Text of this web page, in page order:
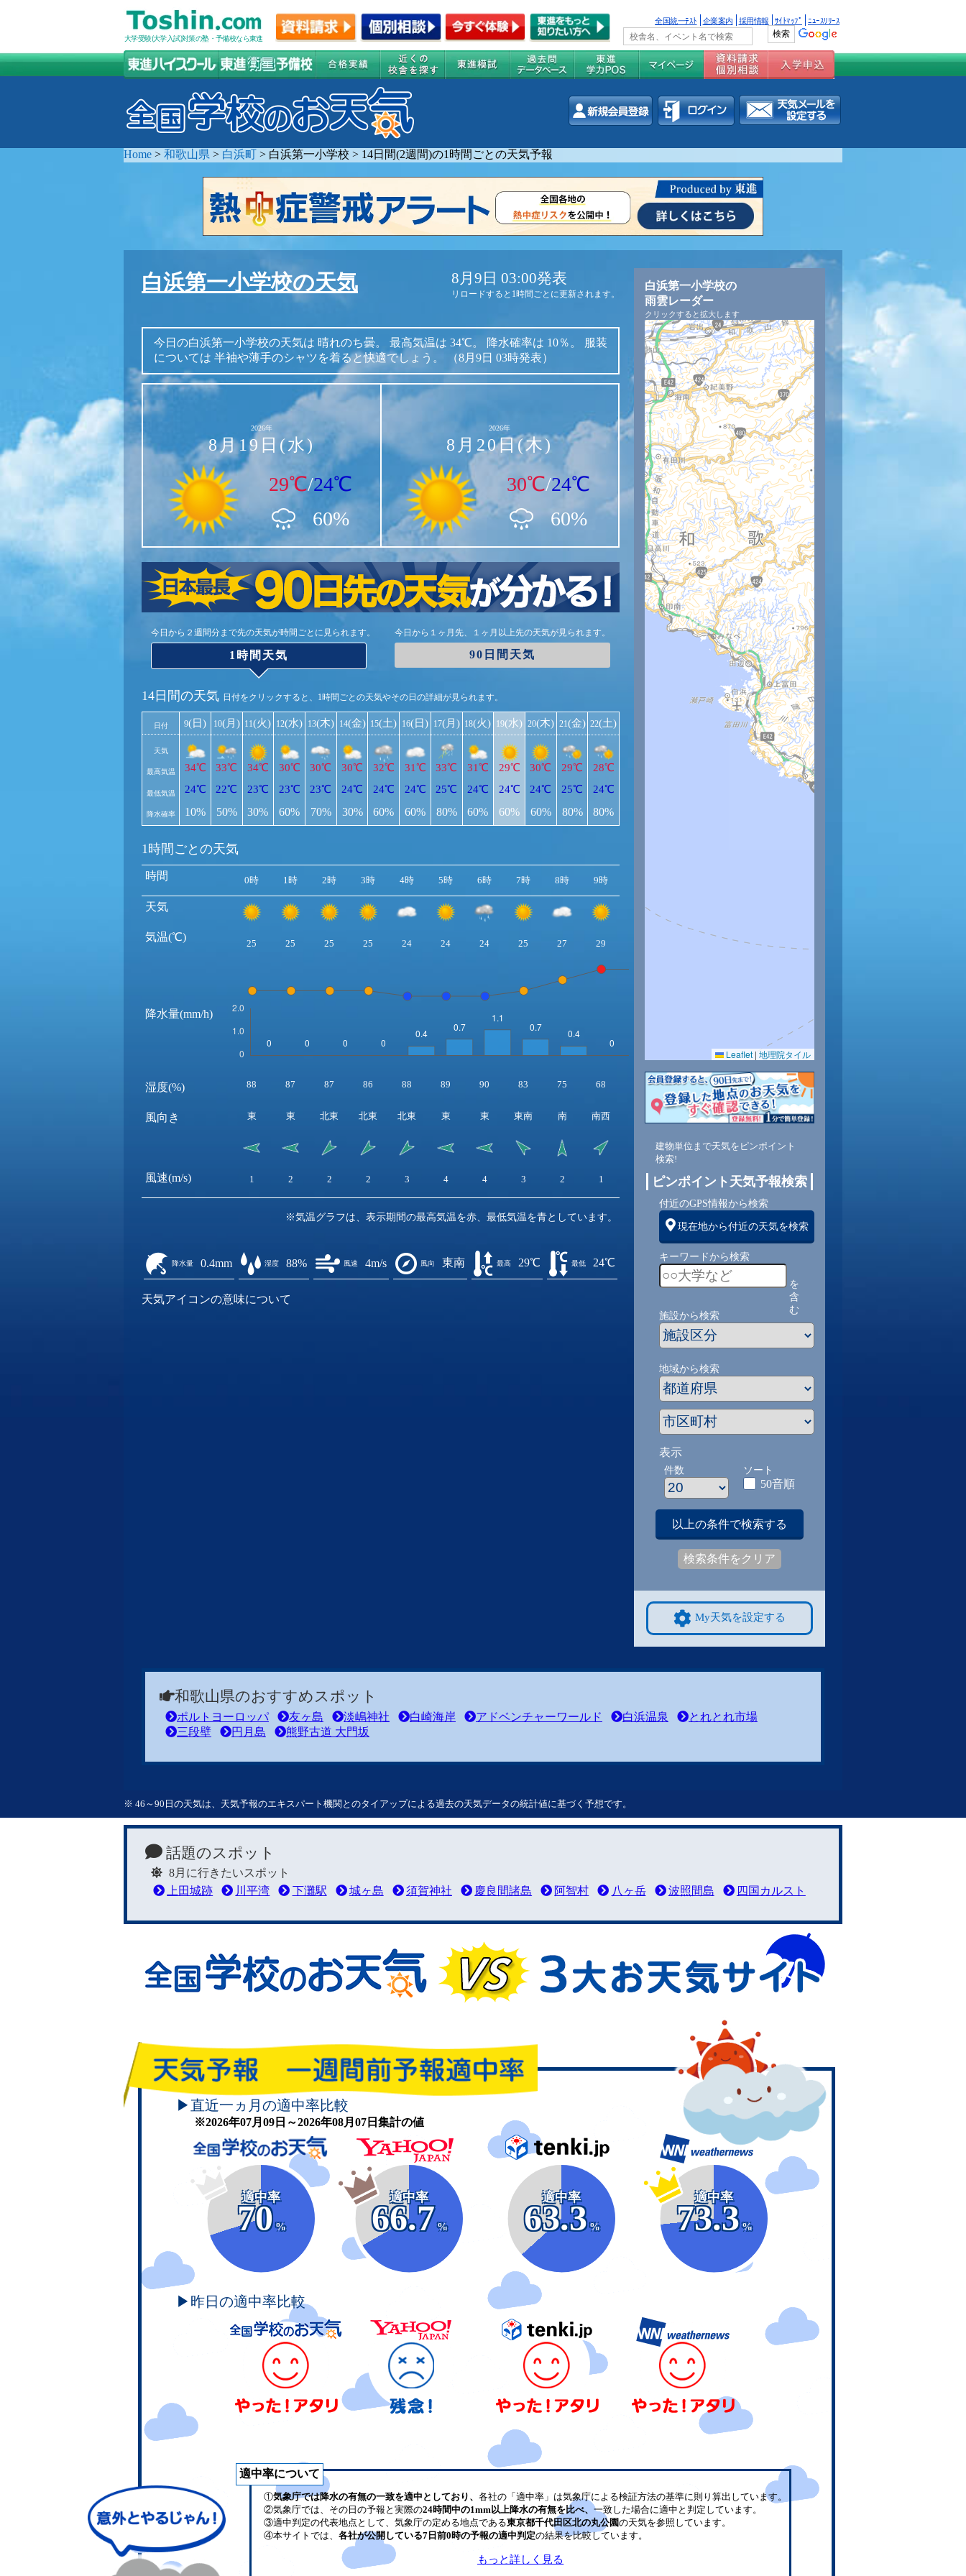
大学受験(大学入試)対策の塾・予備校なら東進
全国統一ﾃｽﾄ 企業案内 採用情報 ｻｲﾄﾏｯﾌﾟ ﾆｭｰｽﾘﾘｰｽ
Home > 和歌山県 > 白浜町 > 白浜第一小学校 > 14日間(2週間)の1時間ごとの天気予報
白浜第一小学校の天気 8月9日 03:00発表
リロードすると1時間ごとに更新されます。
今日の白浜第一小学校の天気は 晴れのち曇。 最高気温は 34℃。 降水確率は 10％。
服装
については 半袖や薄手のシャツを着ると快適でしょう。 （8月9日 03時発表）
2026年
8月19日(水)
29℃/24℃
60%
2026年
8月20日(木)
30℃/24℃
60%
今日から２週間分まで先の天気が時間ごとに見られます。
1時間天気
今日から１ヶ月先、１ヶ月以上先の天気が見られます。
90日間天気
14日間の天気 日付をクリックすると、1時間ごとの天気やその日の詳細が見られます。
日付
天気
最高気温
最低気温
降水確率
9(日)
34℃
24℃
10%
10(月)
33℃
22℃
50%
11(火)
34℃
23℃
30%
12(水)
30℃
23℃
60%
13(木)
30℃
23℃
70%
14(金)
30℃
24℃
30%
15(土)
32℃
24℃
60%
16(日)
31℃
24℃
60%
17(月)
33℃
25℃
80%
18(火)
31℃
24℃
60%
19(水)
29℃
24℃
60%
20(木)
30℃
24℃
60%
21(金)
29℃
25℃
80%
22(土)
28℃
24℃
80%
1時間ごとの天気
時間
天気
気温(℃)
降水量(mm/h)
湿度(%)
風向き
風速(m/s)
0時 1時 2時 3時 4時 5時 6時 7時 8時 9時
25 25 25 25 24 24 24 25 27 29 29
88 87 87 86 88 89 90 83 75 68 68 68 69 69
東 東 北東 北東 北東 東 東 東南 南 南西 南西 南西 南西
1 2 2 2 3 4 4 3 2 1 2 2 2 2
※気温グラフは、表示期間の最高気温を赤、最低気温を青としています。
降水量 0.4mm 湿度 88% 風速 4m/s 風向 東南 最高 29℃ 最低 24℃
天気アイコンの意味について
白浜第一小学校の
雨雲レーダー
クリックすると拡大します
Leaflet | 地理院タイル
建物単位まで天気をピンポイント
検索!
ピンポイント天気予報検索
付近のGPS情報から検索
現在地から付近の天気を検索
キーワードから検索
を
含
む
施設から検索
地域から検索
表示
件数 ソート
50音順
以上の条件で検索する
検索条件をクリア
My天気を設定する
和歌山県のおすすめスポット
ポルトヨーロッパ 友ヶ島 淡嶋神社 白崎海岸 アドベンチャーワールド 白浜温泉
とれとれ市場
三段壁
円月島 熊野古道 大門坂
※ 46～90日の天気は、天気予報のエキスパート機関とのタイアップによる過去の天気データの統計値に基づく予想です。
話題のスポット
8月に行きたいスポット
上田城跡
川平湾 下灘駅 城ヶ島 須賀神社 慶良間諸島 阿智村 八ヶ岳 波照間島 四国カルスト
▶直近一ヵ月の適中率比較
※2026年07月09日～2026年08月07日集計の値
適中率
70
%
適中率
66.7
%
適中率
63.3
%
適中率
73.3
%
▶昨日の適中率比較
適中率について
①気象庁では降水の有無の一致を適中としており、 各社の「適中率」は気象庁による検証方法の基準に則り算出しています。
②気象庁では、その日の予報と実際の24時間中の1mm以上降水の有無を比べ、 一致した場合に適中と判定しています。
③適中判定の代表地点として、気象庁の定める地点である東京都千代田区北の丸公園の天気を参照しています。
④本サイトでは、 各社が公開している7日前0時の予報の適中判定の結果を比較しています。
もっと詳しく見る